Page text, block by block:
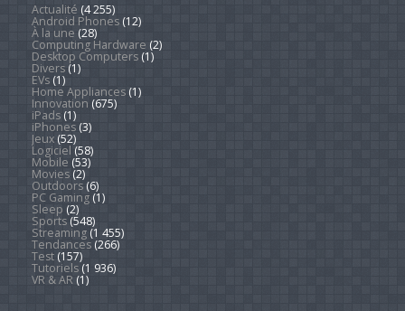
Actualité (4 255)
Android Phones(12)
À la une (28)
Computing Hardware (2)
Desktop Computers(1)
Divers(1)
EVs(1)
Home Appliances(1)
Innovation (675)
iPads(1)
iPhones(3)
Jeux(52)
Logiciel (58)
Mobile (53)
Movies(2)
Outdoors(6)
PC Gaming(1)
Sleep (2)
Sports(548)
Streaming(1 455)
Tendances(266)
Test(157)
Tutoriels(1 936)
VR & AR(1)